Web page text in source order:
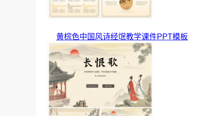
黄棕色中国风诗经氓教学课件PPT模板